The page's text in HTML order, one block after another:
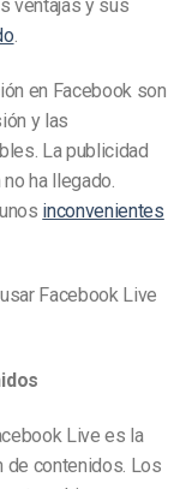
ventajas y sus
.
en Facebook son
y las
La publicidad
ha llegado.
inconvenientes
Facebook Live
Live es la
de contenidos. Los